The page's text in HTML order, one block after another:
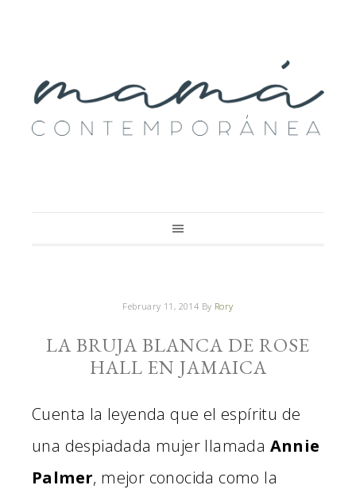
February 11, 2014 By Rory
LA BRUJA BLANCA DE ROSE
HALL EN JAMAICA
Cuenta la leyenda que el espíritu de
una despiadada mujer llamada Annie
Palmer, mejor conocida como la